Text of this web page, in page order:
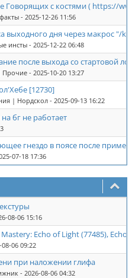
Говорящих с костями ( https://
- 2025-12-26 11:56
выходного дня через макрос "/
инсты - 2025-12-22 06:48
после выхода со стартовой
Прочие - 2025-10-20 13:27
[12730]
| Нордскол - 2025-09-13 16:22
бг не работает
гнездо в поясе после
07-18 17:36
08-06 15:16
Echo of Light (77485), Echo
06 09:22
при наложении глифа
- 2026-08-06 04:32